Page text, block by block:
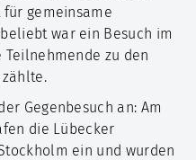
gemeinsame
war ein Besuch im
zu den
Gegenbesuch an: Am
die Lübecker
ein und wurden